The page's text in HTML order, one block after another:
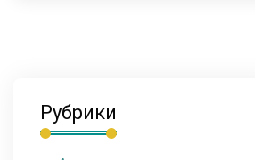
Рубрики